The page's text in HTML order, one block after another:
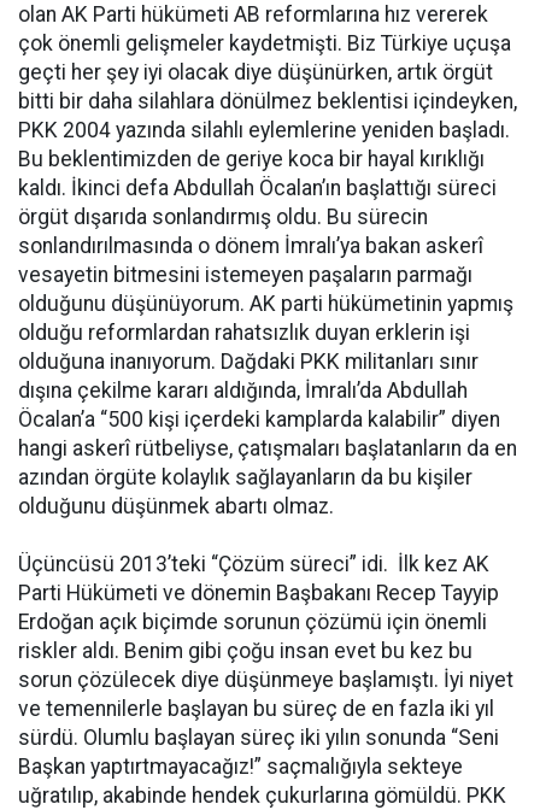
olan AK Parti hükümeti AB reformlarına hız vererek
çok önemli gelişmeler kaydetmişti. Biz Türkiye uçuşa
geçti her şey iyi olacak diye düşünürken, artık örgüt
bitti bir daha silahlara dönülmez beklentisi içindeyken,
PKK 2004 yazında silahlı eylemlerine yeniden başladı.
Bu beklentimizden de geriye koca bir hayal kırıklığı
kaldı. İkinci defa Abdullah Öcalan’ın başlattığı süreci
örgüt dışarıda sonlandırmış oldu. Bu sürecin
sonlandırılmasında o dönem İmralı’ya bakan askerî
vesayetin bitmesini istemeyen paşaların parmağı
olduğunu düşünüyorum. AK parti hükümetinin yapmış
olduğu reformlardan rahatsızlık duyan erklerin işi
olduğuna inanıyorum. Dağdaki PKK militanları sınır
dışına çekilme kararı aldığında, İmralı’da Abdullah
Öcalan’a “500 kişi içerdeki kamplarda kalabilir” diyen
hangi askerî rütbeliyse, çatışmaları başlatanların da en
azından örgüte kolaylık sağlayanların da bu kişiler
olduğunu düşünmek abartı olmaz.
Üçüncüsü 2013’teki “Çözüm süreci” idi. İlk kez AK
Parti Hükümeti ve dönemin Başbakanı Recep Tayyip
Erdoğan açık biçimde sorunun çözümü için önemli
riskler aldı. Benim gibi çoğu insan evet bu kez bu
sorun çözülecek diye düşünmeye başlamıştı. İyi niyet
ve temennilerle başlayan bu süreç de en fazla iki yıl
sürdü. Olumlu başlayan süreç iki yılın sonunda “Seni
Başkan yaptırtmayacağız!” saçmalığıyla sekteye
uğratılıp, akabinde hendek çukurlarına gömüldü. PKK